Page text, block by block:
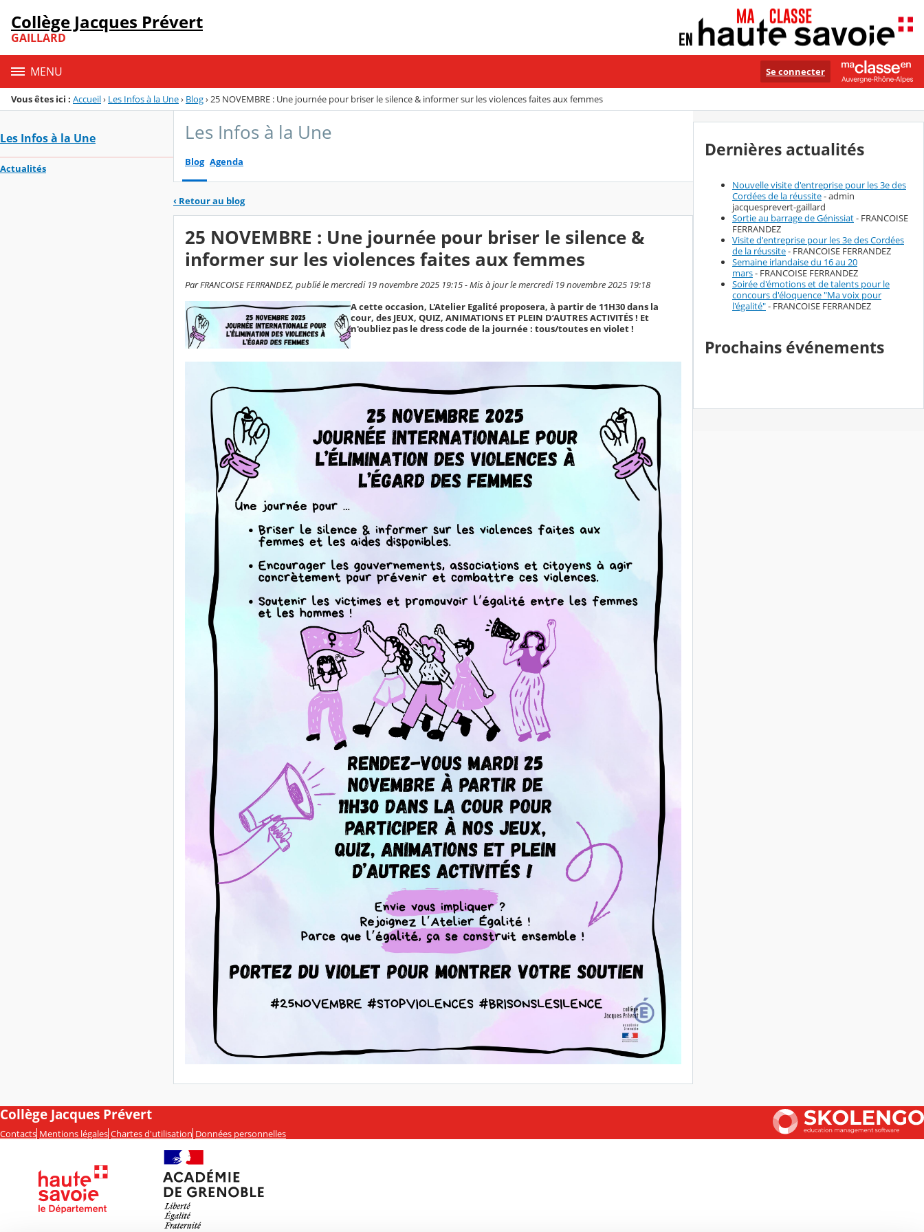
Menu de la rubrique
Contenu
Collège Jacques Prévert
GAILLARD
MENU Se connecter
Vous êtes ici : Accueil› Les Infos à la Une› Blog›25 NOVEMBRE : Une journée pour briser le silence & informer sur les violences faites aux femmes
Les Infos à la Une
Actualités
Les Infos à la Une
Blog Agenda
‹ Retour au blog
25 NOVEMBRE : Une journée pour briser le silence &
informer sur les violences faites aux femmes
Par FRANCOISE FERRANDEZ, publié le mercredi 19 novembre 2025 19:15 - Mis à jour le mercredi 19 novembre 2025 19:18
A cette occasion, L'Atelier Egalité proposera, à partir de 11H30 dans la
cour, des JEUX, QUIZ, ANIMATIONS ET PLEIN D’AUTRES ACTIVITÉS ! Et
n'oubliez pas le dress code de la journée : tous/toutes en violet !
Dernières actualités
Nouvelle visite d'entreprise pour les 3e des
Cordées de la réussite- admin
jacquesprevert-gaillard
Sortie au barrage de Génissiat- FRANCOISE
FERRANDEZ
Visite d'entreprise pour les 3e des Cordées
de la réussite- FRANCOISE FERRANDEZ
Semaine irlandaise du 16 au 20
mars- FRANCOISE FERRANDEZ
Soirée d'émotions et de talents pour le
concours d'éloquence "Ma voix pour
l'égalité"- FRANCOISE FERRANDEZ
Prochains événements
Collège Jacques Prévert
Contacts Mentions légales Chartes d'utilisation Données personnelles